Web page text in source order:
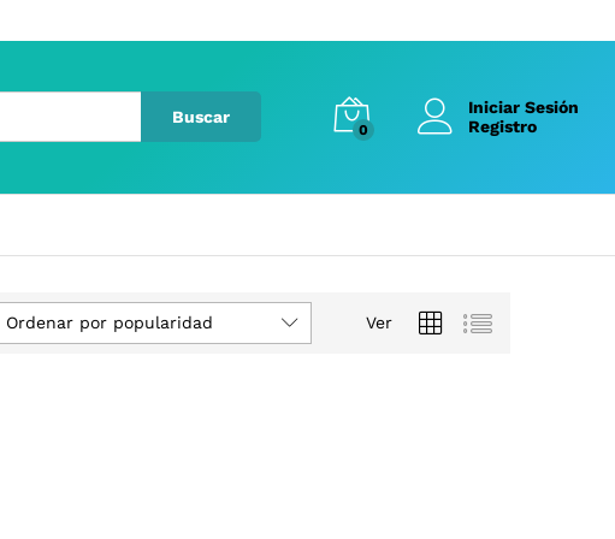
Buscar
0
Iniciar Sesión
Registro
Ver
Ordenar por popularidad